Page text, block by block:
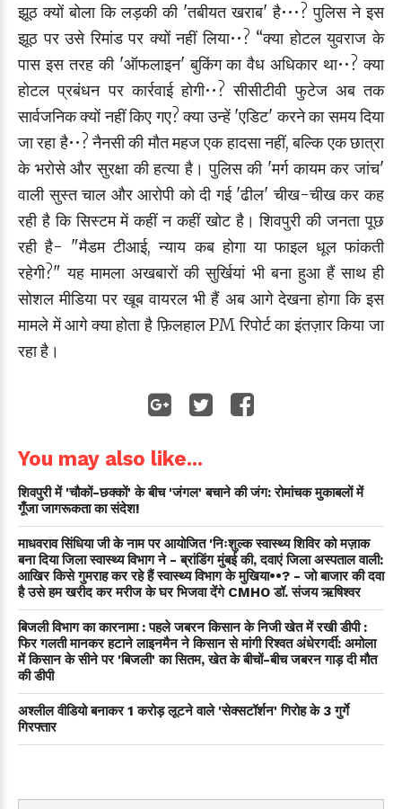
झूठ क्यों बोला कि लड़की की 'तबीयत खराब' है•••? पुलिस ने इस
झूठ पर उसे रिमांड पर क्यों नहीं लिया••? “क्या होटल युवराज के
पास इस तरह की 'ऑफलाइन' बुकिंग का वैध अधिकार था••? क्या
होटल प्रबंधन पर कार्रवाई होगी••? सीसीटीवी फुटेज अब तक
सार्वजनिक क्यों नहीं किए गए? क्या उन्हें 'एडिट' करने का समय दिया
जा रहा है••? नैनसी की मौत महज एक हादसा नहीं, बल्कि एक छात्रा
के भरोसे और सुरक्षा की हत्या है। पुलिस की 'मर्ग कायम कर जांच'
वाली सुस्त चाल और आरोपी को दी गई 'ढील' चीख-चीख कर कह
रही है कि सिस्टम में कहीं न कहीं खोट है। शिवपुरी की जनता पूछ
रही है- "मैडम टीआई, न्याय कब होगा या फाइल धूल फांकती
रहेगी?" यह मामला अखबारों की सुर्खियां भी बना हुआ हैं साथ ही
सोशल मीडिया पर खूब वायरल भी हैं अब आगे देखना होगा कि इस
मामले में आगे क्या होता है फ़िलहाल PM रिपोर्ट का इंतज़ार किया जा
रहा है।
You may also like...
शिवपुरी में 'चौकों-छक्कों' के बीच 'जंगल' बचाने की जंग: रोमांचक मुकाबलों में
गूँजा जागरूकता का संदेश!
माधवराव सिंधिया जी के नाम पर आयोजित 'निःशुल्क स्वास्थ्य शिविर को मज़ाक
बना दिया जिला स्वास्थ्य विभाग ने - ब्रांडिंग मुंबई की, दवाएं जिला अस्पताल वाली:
आखिर किसे गुमराह कर रहे हैं स्वास्थ्य विभाग के मुखिया••? - जो बाजार की दवा
है उसे हम खरीद कर मरीज के घर भिजवा देंगे CMHO डॉ. संजय ऋषिश्वर
बिजली विभाग का कारनामा : पहले जबरन किसान के निजी खेत में रखी डीपी :
फिर गलती मानकर हटाने लाइनमैन ने किसान से मांगी रिश्वत अंधेरगर्दी: अमोला
में किसान के सीने पर 'बिजली' का सितम, खेत के बीचों-बीच जबरन गाड़ दी मौत
की डीपी
अश्लील वीडियो बनाकर 1 करोड़ लूटने वाले 'सेक्सटॉर्शन' गिरोह के 3 गुर्गे
गिरफ्तार